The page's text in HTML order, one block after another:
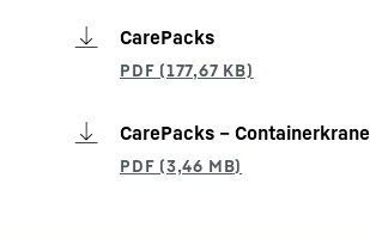
CarePacks
CarePacks – Containerkrane